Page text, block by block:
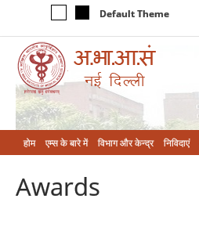
Default Theme
होम एम्‍स के बारे में विभाग और केन्‍द्र निविदाएं
Awards